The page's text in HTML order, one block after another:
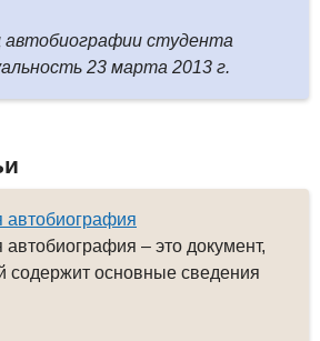
автобиографии студента
23 марта 2013 г.
автобиография
автобиография – это документ,
содержит основные сведения